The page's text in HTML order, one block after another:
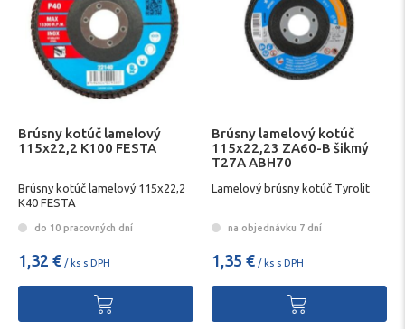
Brúsny kotúč lamelový
115x22,2 K100 FESTA
Brúsny kotúč lamelový 115x22,2
K40 FESTA
do 10 pracovných dní
1,32 € / ks s DPH
Brúsny lamelový kotúč
115x22,23 ZA60-B šikmý
T27A ABH70
Lamelový brúsny kotúč Tyrolit
na objednávku 7 dní
1,35 € / ks s DPH